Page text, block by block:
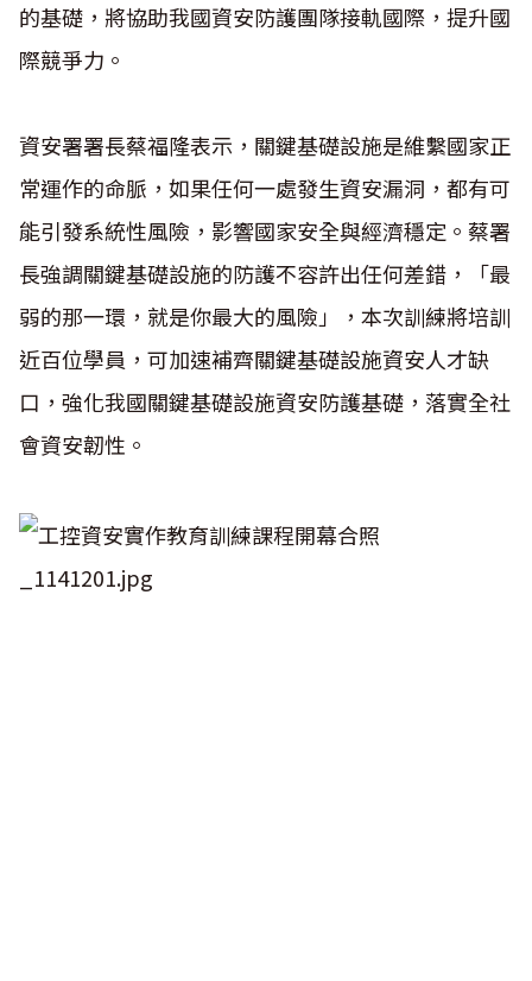
的基礎，將協助我國資安防護團隊接軌國際，提升國
際競爭力。
資安署署長蔡福隆表示，關鍵基礎設施是維繫國家正
常運作的命脈，如果任何一處發生資安漏洞，都有可
能引發系統性風險，影響國家安全與經濟穩定。蔡署
長強調關鍵基礎設施的防護不容許出任何差錯，「最
弱的那一環，就是你最大的風險」，本次訓練將培訓
近百位學員，可加速補齊關鍵基礎設施資安人才缺
口，強化我國關鍵基礎設施資安防護基礎，落實全社
會資安韌性。